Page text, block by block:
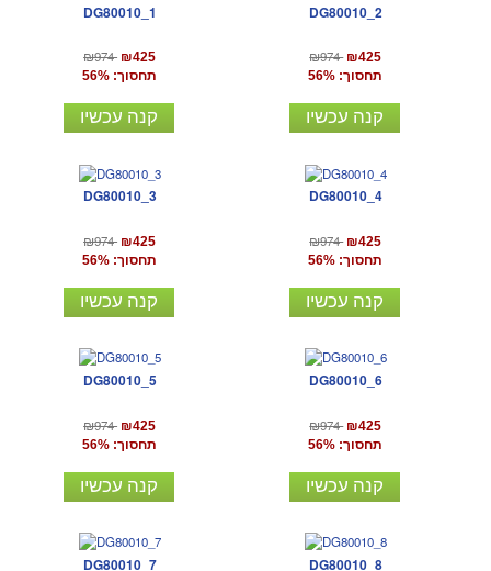
DG80010_1
₪974 ₪425
תחסוך: 56%
קנה עכשיו
DG80010_2
₪974 ₪425
תחסוך: 56%
קנה עכשיו
DG80010_3
₪974 ₪425
תחסוך: 56%
קנה עכשיו
DG80010_4
₪974 ₪425
תחסוך: 56%
קנה עכשיו
DG80010_5
₪974 ₪425
תחסוך: 56%
קנה עכשיו
DG80010_6
₪974 ₪425
תחסוך: 56%
קנה עכשיו
DG80010_7 DG80010_8